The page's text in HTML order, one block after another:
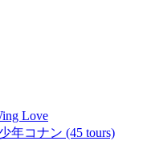
Love
年コナン (45 tours)